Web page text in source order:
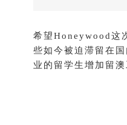
希望Honeywood这
些如今被迫滞留在
业的留学生增加留澳